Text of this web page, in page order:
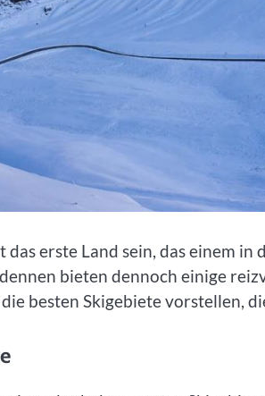
das erste Land sein, das einem
bieten dennoch einige
besten Skigebiete vorstellen,